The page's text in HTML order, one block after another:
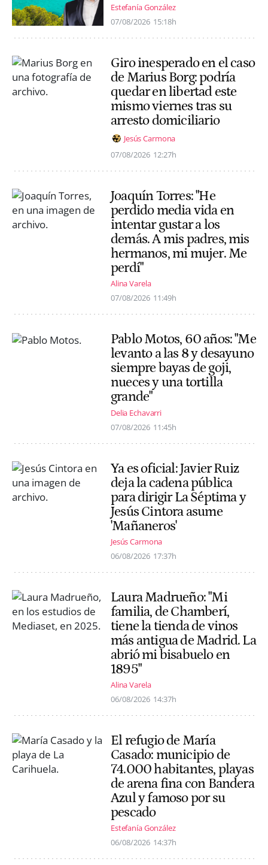
Estefanía González
07/08/2026 15:18h
Giro inesperado en el caso
de Marius Borg: podría
quedar en libertad este
mismo viernes tras su
arresto domiciliario
Jesús Carmona
07/08/2026 12:27h
Joaquín Torres: "He
perdido media vida en
intentar gustar a los
demás. A mis padres, mis
hermanos, mi mujer. Me
perdí"
Alina Varela
07/08/2026 11:49h
Pablo Motos, 60 años: "Me
levanto a las 8 y desayuno
siempre bayas de goji,
nueces y una tortilla
grande"
Delia Echavarri
07/08/2026 11:45h
Ya es oficial: Javier Ruiz
deja la cadena pública
para dirigir La Séptima y
Jesús Cintora asume
'Mañaneros'
Jesús Carmona
06/08/2026 17:37h
Laura Madrueño: "Mi
familia, de Chamberí,
tiene la tienda de vinos
más antigua de Madrid. La
abrió mi bisabuelo en
1895"
Alina Varela
06/08/2026 14:37h
El refugio de María
Casado: municipio de
74.000 habitantes, playas
de arena fina con Bandera
Azul y famoso por su
pescado
Estefanía González
06/08/2026 14:37h